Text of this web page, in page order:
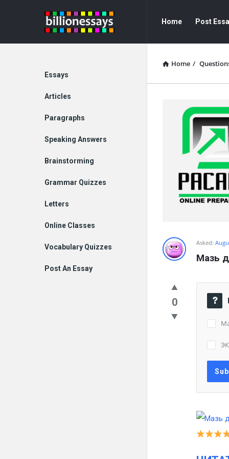
Billion
Essays
Essays
Navigation
Home Post
Home /
Asked:
Мазь
0
Explore
Essays
Articles
Paragraphs
Speaking Answers
Brainstorming
Grammar Quizzes
Letters
Online Classes
Vocabulary Quizzes
Post An Essay